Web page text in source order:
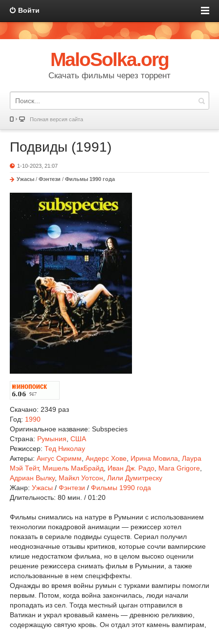
Войти
MaloSolka.org
Скачать фильмы через торрент
Полная версия сайта
Подвиды (1991)
1-10-2023, 21:07
Ужасы / Фэнтези / Фильмы 1990 года
Скачано: 2349 раз
Год: 1990
Оригинальное название: Subspecies
Страна: Румыния США
Режиссер: Тед Николау
Актеры: Ангус Скримм Андерс Хове Ирина Мовила Лаура
Мэй Тейт, Мишель МакБрайд Иван Дж. Радо Mara Grigore
Адриан Вылку, Майкл Уотсон Лили Думитреску
Жанр: Ужасы / Фэнтези / Фильмы 1990 года
Длительность: 80 мин. / 01:20
Фильмы снимались на натуре в Румынии с использованием
технологии покадровой анимации — режиссер хотел
показать в сериале подвиды существ. Сериал получил
неоднозначные отзывы критиков, которые сочли вампирские
клише недостатком фильма, но в целом высоко оценили
решение режиссера снимать фильм в Румынии, а также
использованные в нем спецэффекты.
Однажды во время войны румын с турками вампиры помогли
первым. Потом, когда война закончилась, люди начали
пропадать из сел. Тогда местный цыган отправился в
Ватикан и украл кровавый камень — древнюю реликвию,
содержащую святую кровь. Он отдал этот камень вампирам,